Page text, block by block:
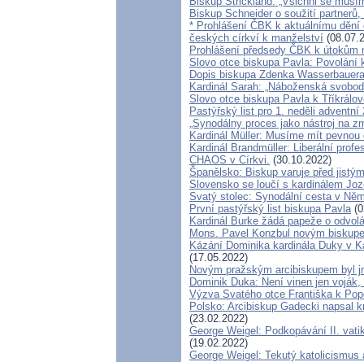
Biskup Schneider o soužití
* Prohlášení ČBK k aktuálnímu
českých církví k manželství
Prohlášení předsedy ČBK k útokům
Slovo otce biskupa Pavla: Povolání
Dopis biskupa Zdenka
Kardinál Sarah: „Náboženská
Slovo otce biskupa Pavla k
Pastýřský list pro 1. neděli adventní
„Synodálny proces jako nástroj na
Kardinál Müller: Musíme mít
Kardinál Brandmüller: Liberální
CHAOS v Církvi. (30.10.2022)
Španělsko: Biskup varuje před
Slovensko se loučí s kardinálem
Svatý stolec: Synodální cesta v
První pastýřský list biskupa Pavla
Kardinál Burke žádá papeže o
Mons. Pavel Konzbul novým
Kázání Dominika kardinála Duky v
(17.05.2022)
Novým pražským arcibiskupem byl
Dominik Duka: Není vinen jen
Výzva Svatého otce Františka k
Polsko: Arcibiskup Gadecki napsal
(23.02.2022)
George Weigel: Podkopávání II.
(19.02.2022)
George Weigel: Tekutý